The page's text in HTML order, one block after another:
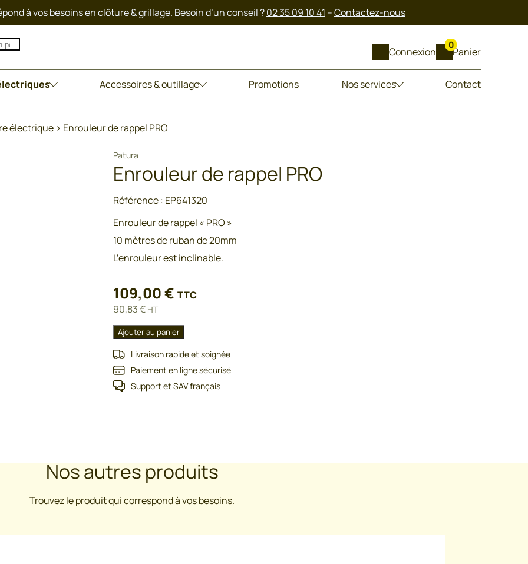
à vos besoins en clôture & grillage. Besoin d’un conseil ?02 35 09 10 41 –Contactez-nous
Connexion Panier
0
Accessoires & outillage Promotions Nos services Contact
électrique > Enrouleur de rappel PRO
Patura
Enrouleur de rappel PRO
Référence : EP641320
Enrouleur de rappel « PRO »
10 mètres de ruban de 20mm
L’enrouleur est inclinable.
109,00€ TTC
90,83€ HT
Ajouter au panier
Livraison rapide et soignée
Paiement en ligne sécurisé
Support et SAV français
Nos autres produits
Trouvez le produit qui correspond à vos besoins.